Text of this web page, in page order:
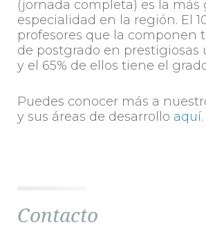
(jornada completa) es la más
especialidad en la región. El
profesores que la componen
de postgrado en prestigiosas
y el 65% de ellos tiene el
Puedes conocer más a
y sus áreas de desarrollo aquí.
Contacto